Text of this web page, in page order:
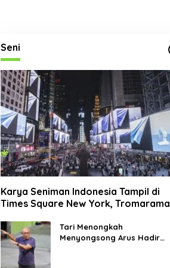
Seni
Karya Seniman Indonesia Tampil di
Times Square New York, Tromarama
Tari Menongkah
Menyongsong Arus Hadir